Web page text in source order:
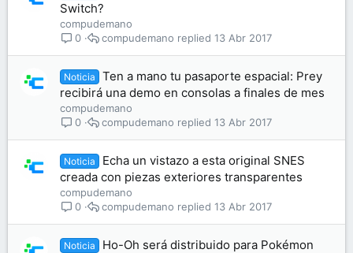
Switch?
compudemano
0
13 Abr 2017
compudemano
Noticia
Ten a mano tu pasaporte espacial: Prey
recibirá una demo en consolas a finales de mes
compudemano
0
13 Abr 2017
compudemano
Noticia
Echa un vistazo a esta original SNES
creada con piezas exteriores transparentes
compudemano
0
13 Abr 2017
compudemano
Noticia
Ho-Oh será distribuido para Pokémon